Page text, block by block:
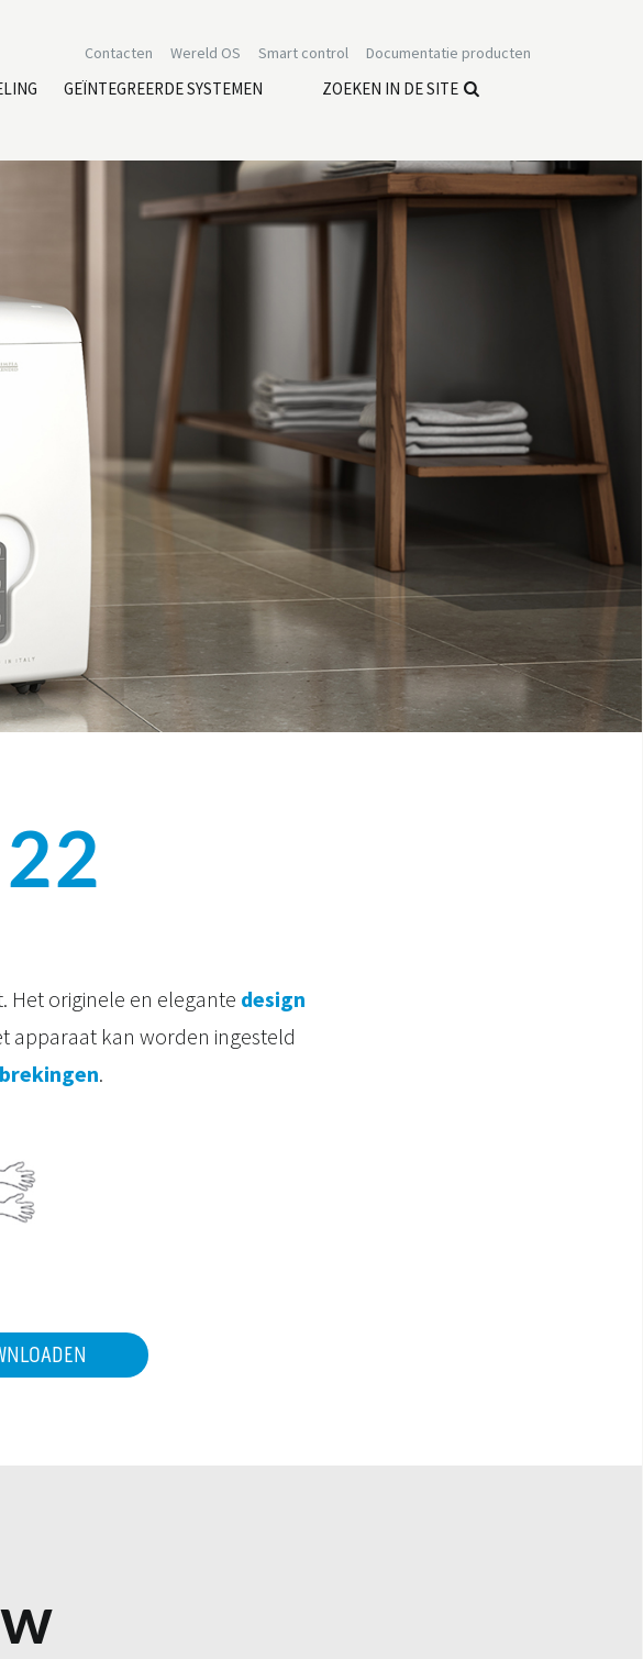
Documentatie producten
Smart control
Wereld OS
Contacten
GEÏNTEGREERDE SYSTEMEN
ZOEKEN IN DE SITE
Het originele en elegante design
apparaat kan worden ingesteld
.